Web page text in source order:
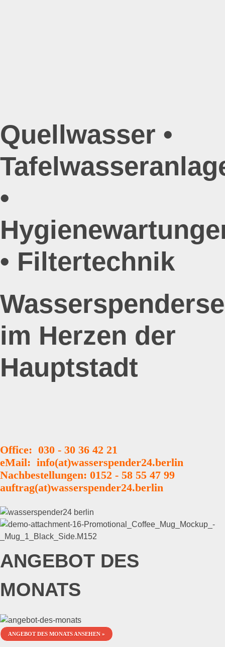
Quellwasser •
•
• Filtertechnik
im Herzen der
Hauptstadt
Office: 030 - 30 36 42 21
eMail: info(at)wasserspender24.berlin
Nachbestellungen: 0152 - 58 55 47 99
auftrag(at)wasserspender24.berlin
ANGEBOT DES
MONATS
ANGEBOT DES MONATS ANSEHEN »